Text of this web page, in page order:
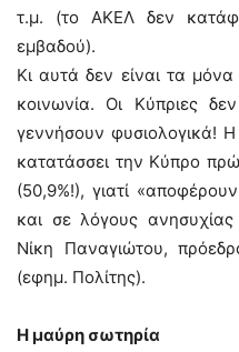
τ.μ. (το ΑΚΕΛ δεν
εμβαδού).
Κι αυτά δεν είναι τα
κοινωνία. Οι Κύπριες
γεννήσουν φυσιολογικά!
κατατάσσει την Κύπρο
(50,9%!), γιατί
και σε λόγους
Νίκη Παναγιώτου,
(εφημ. Πολίτης).
Η μαύρη σωτηρία